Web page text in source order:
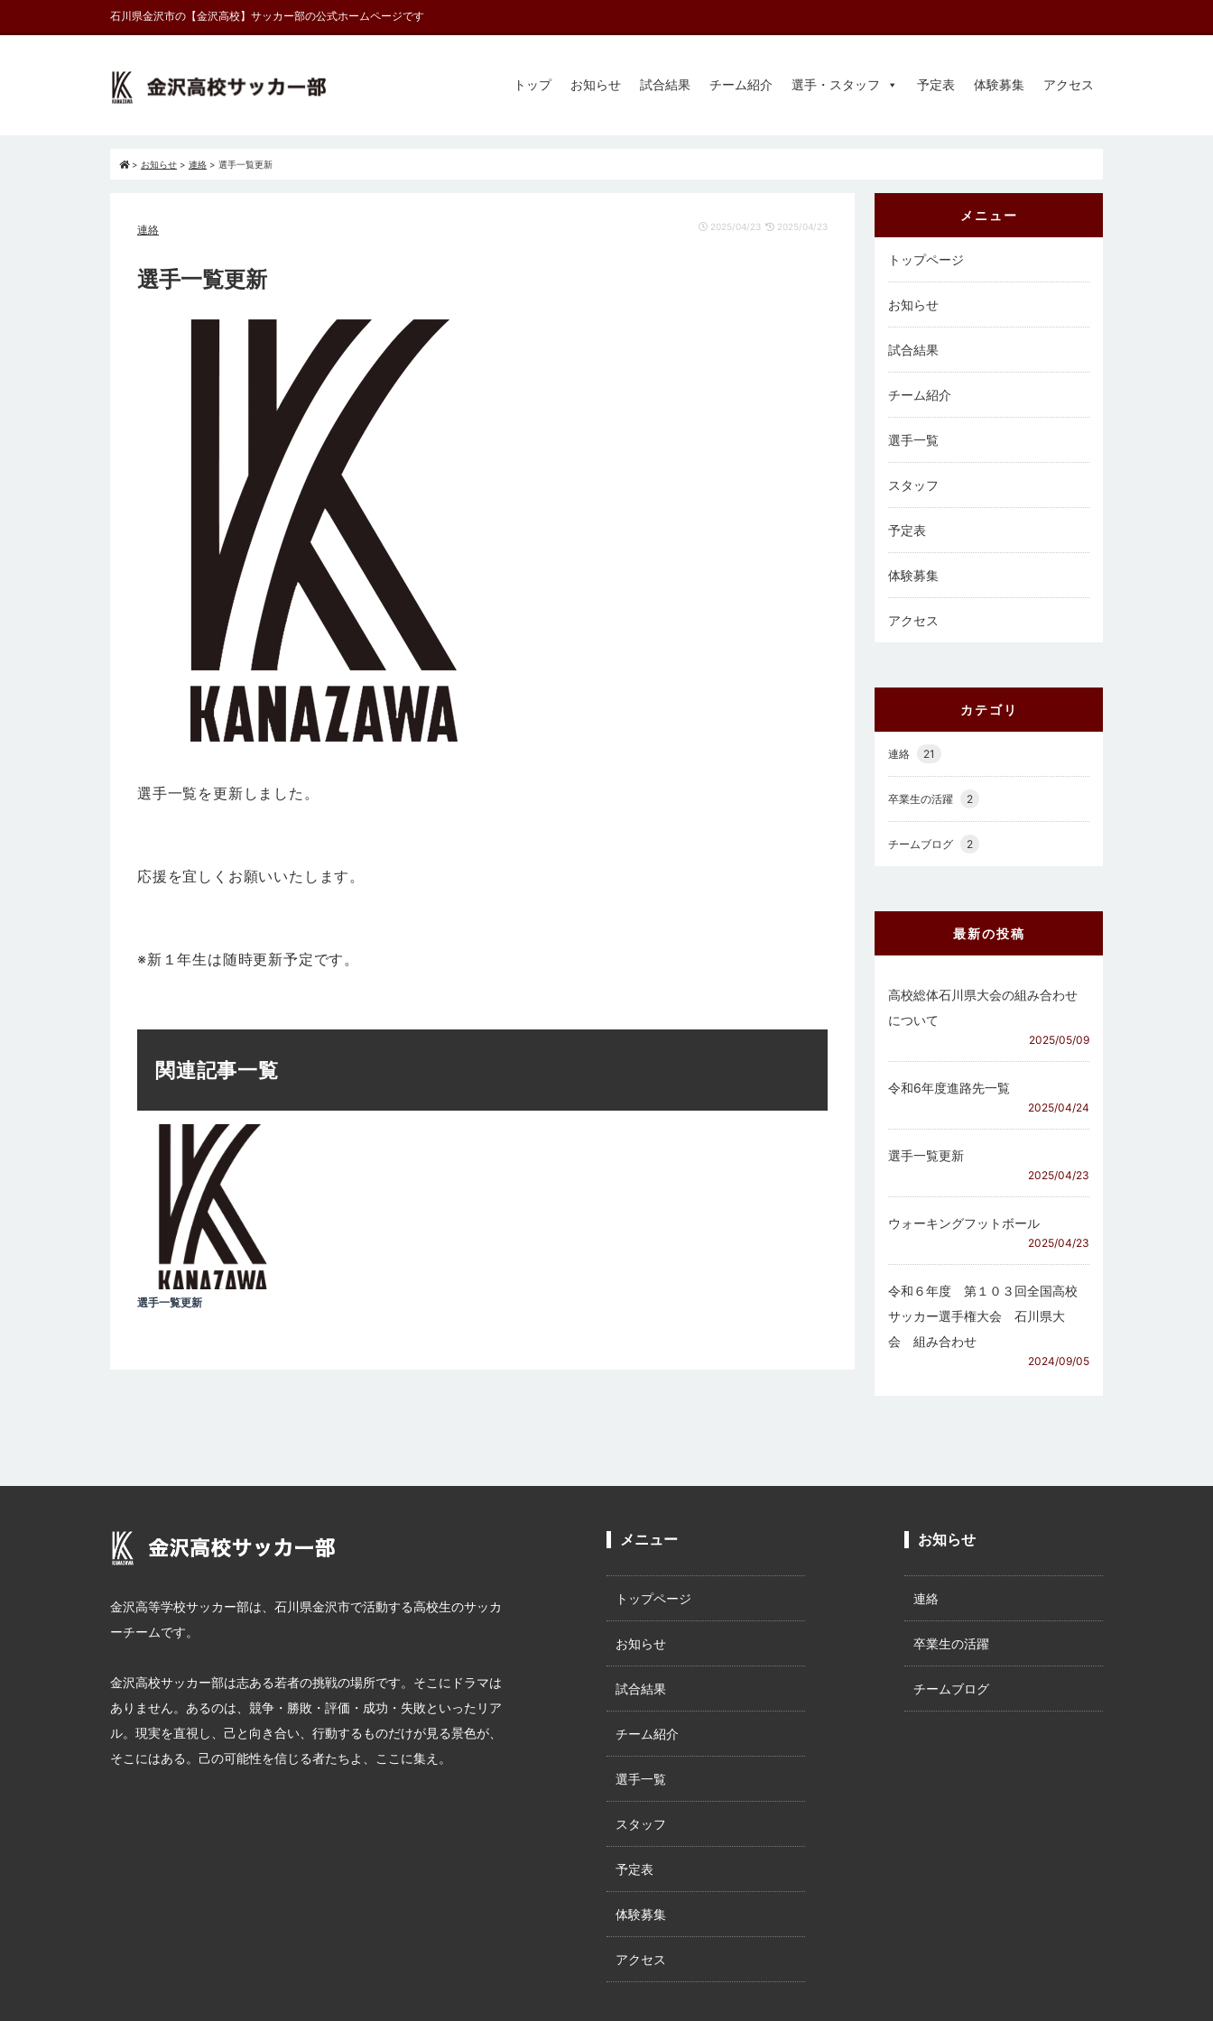
石川県金沢市の【金沢高校】サッカー部の公式ホームページです
トップ お知らせ 試合結果 チーム紹介 選手・スタッフ 予定表 体験募集 アクセス
> お知らせ > 連絡 > 選手一覧更新
連絡 2025/04/23 2025/04/23
選手一覧更新
選手一覧を更新しました。
応援を宜しくお願いいたします。
※新１年生は随時更新予定です。
関連記事一覧
選手一覧更新
メニュー
トップページ
お知らせ
試合結果
チーム紹介
選手一覧
スタッフ
予定表
体験募集
アクセス
カテゴリ
連絡 21
卒業生の活躍 2
チームブログ 2
最新の投稿
高校総体石川県大会の組み合わせ
について
2025/05/09
令和6年度進路先一覧
2025/04/24
選手一覧更新
2025/04/23
ウォーキングフットボール
2025/04/23
令和６年度 第１０３回全国高校
サッカー選手権大会 石川県大
会 組み合わせ
2024/09/05
金沢高等学校サッカー部は、石川県金沢市で活動する高校生のサッカ
ーチームです。
金沢高校サッカー部は志ある若者の挑戦の場所です。そこにドラマは
ありません。あるのは、競争・勝敗・評価・成功・失敗といったリア
ル。現実を直視し、己と向き合い、行動するものだけが見る景色が、
そこにはある。己の可能性を信じる者たちよ、ここに集え。
メニュー
トップページ
お知らせ
試合結果
チーム紹介
選手一覧
スタッフ
予定表
体験募集
アクセス
お知らせ
連絡
卒業生の活躍
チームブログ